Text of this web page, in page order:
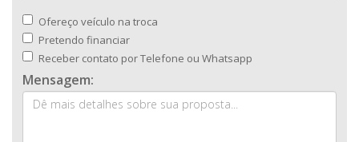
Ofereço veículo na troca
Pretendo financiar
Receber contato por Telefone ou Whatsapp
Mensagem: